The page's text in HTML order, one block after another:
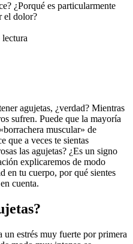
¿Porqué es particularmente
el dolor?
agujetas, ¿verdad? Mientras
sufren. Puede que la mayoría
muscular» de
que a veces te sientas
las agujetas? ¿Es un signo
explicaremos de modo
en tu cuerpo, por qué sientes
cuenta.
un estrés muy fuerte por primera